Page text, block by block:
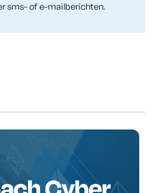
sms- of e-mailberichten.